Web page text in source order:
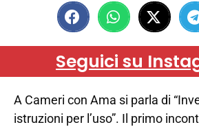
Seguici su
A Cameri con Ama si parla di
istruzioni per l’uso”. Il primo